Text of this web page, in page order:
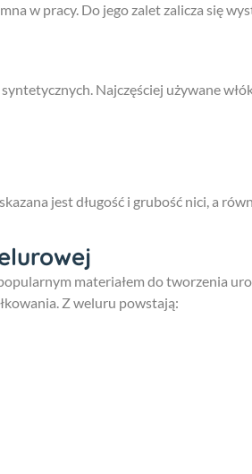
w pracy. Do jego zalet zalicza się
Najczęściej używane
jest długość i grubość nici, a
materiałem do tworzenia
Z weluru powstają: